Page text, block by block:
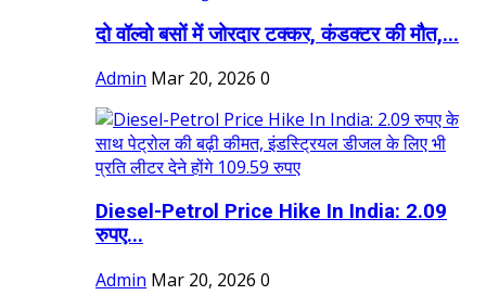
दो वॉल्वो बसों में जोरदार टक्कर, कंडक्टर की मौत,...
Admin Mar 20, 2026 0
Diesel-Petrol Price Hike In India: 2.09
रुपए...
Admin Mar 20, 2026 0